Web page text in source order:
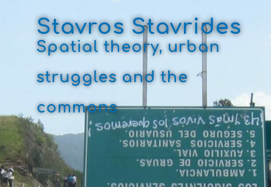
Stavros Stavrides
Spatial theory, urban
struggles and the
commons